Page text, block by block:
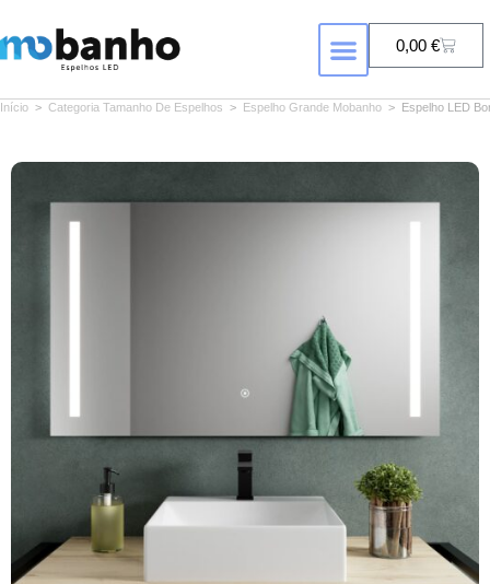
0,00 €
Início > Categoria Tamanho De Espelhos > Espelho Grande Mobanho > Espelho LED